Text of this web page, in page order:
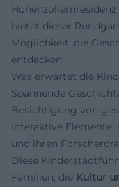
Hohenzollernresidenz
bietet dieser
Möglichkeit, die
entdecken.
Was erwartet die
Spannende
Besichtigung von
Interaktive Elemente,
und ihren
Diese
Familien, die Kultur